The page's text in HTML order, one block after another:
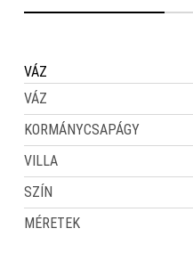
VÁZ
VÁZ
KORMÁNYCSAPÁGY
VILLA
SZÍN
MÉRETEK